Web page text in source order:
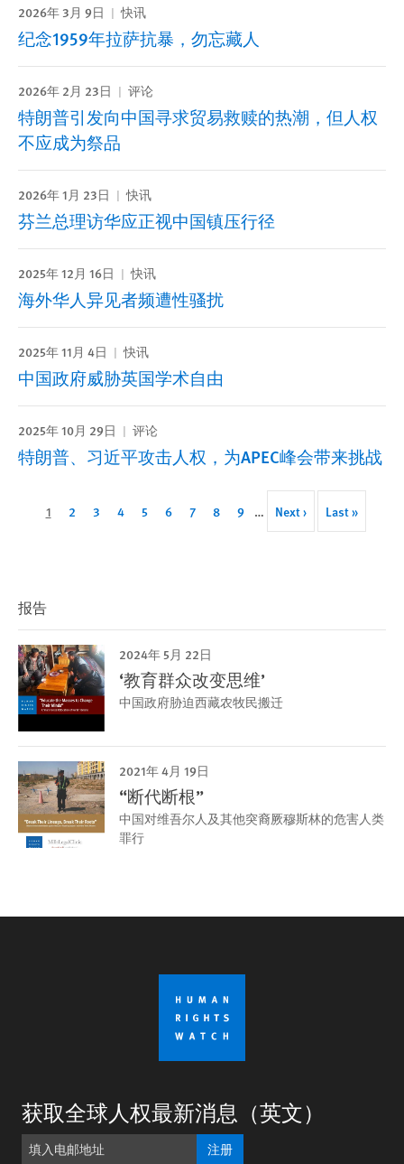
2026年 3月 9日 快讯
纪念1959年拉萨抗暴，勿忘藏人
2026年 2月 23日 评论
特朗普引发向中国寻求贸易救赎的热潮，但人权
不应成为祭品
2026年 1月 23日 快讯
芬兰总理访华应正视中国镇压行径
2025年 12月 16日 快讯
海外华人异见者频遭性骚扰
2025年 11月 4日 快讯
中国政府威胁英国学术自由
2025年 10月 29日 评论
特朗普、习近平攻击人权，为APEC峰会带来挑战
Pagination
Current
1 Page
2 Page
3 Page
4 Page
5 Page
6 Page
7 Page
8 Page
9 …
Next
page
Next ›
Last
page
Last »
报告
2024年 5月 22日
‘教育群众改变思维’
中国政府胁迫西藏农牧民搬迁
2021年 4月 19日
“断代断根”
中国对维吾尔人及其他突裔厥穆斯林的危害人类
罪行
获取全球人权最新消息（英文）
注册